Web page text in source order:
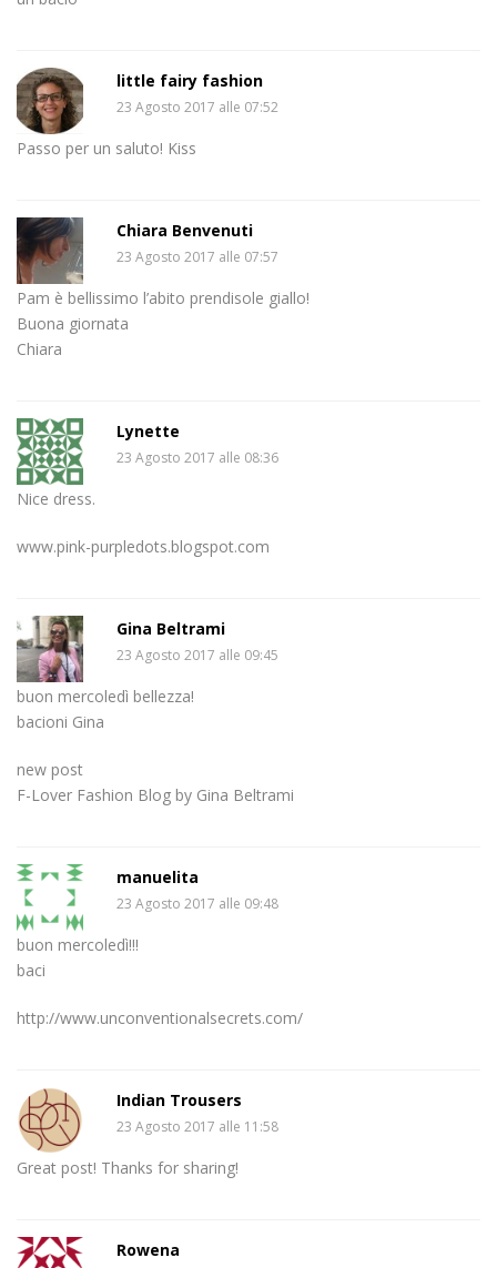
little fairy fashion
23 Agosto 2017 alle 07:52
Passo per un saluto! Kiss
Chiara Benvenuti
23 Agosto 2017 alle 07:57
Pam è bellissimo l’abito prendisole giallo!
Buona giornata
Chiara
Lynette
23 Agosto 2017 alle 08:36
Nice dress.
www.pink-purpledots.blogspot.com
Gina Beltrami
23 Agosto 2017 alle 09:45
buon mercoledì bellezza!
bacioni Gina
new post
F-Lover Fashion Blog by Gina Beltrami
manuelita
23 Agosto 2017 alle 09:48
buon mercoledì!!!
baci
http://www.unconventionalsecrets.com/
Indian Trousers
23 Agosto 2017 alle 11:58
Great post! Thanks for sharing!
Rowena